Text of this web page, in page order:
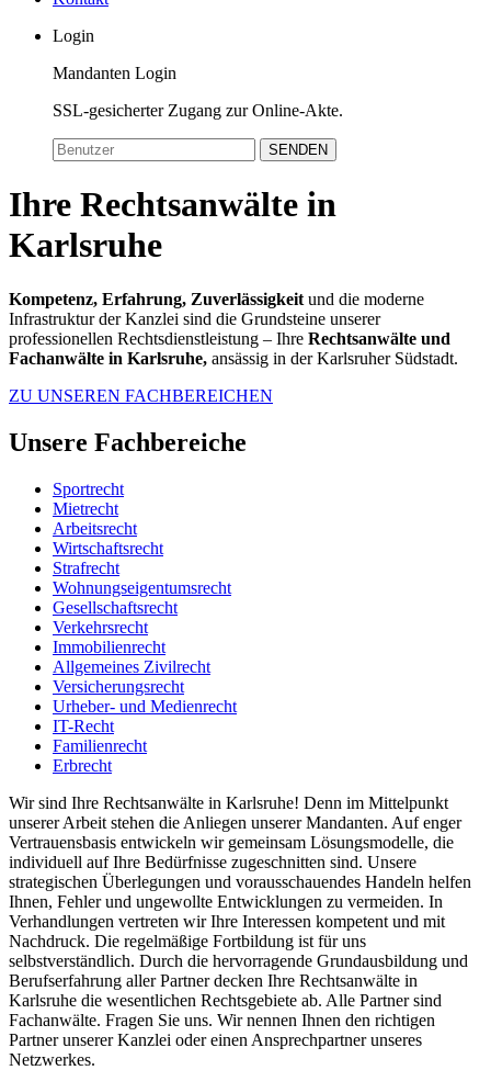
Login
Mandanten Login
SSL-gesicherter Zugang zur Online-Akte.
SENDEN
Ihre Rechtsanwälte in
Karlsruhe
Kompetenz, Erfahrung, Zuverlässigkeit und die moderne
Infrastruktur der Kanzlei sind die Grundsteine unserer
professionellen Rechtsdienstleistung – Ihre Rechtsanwälte und
Fachanwälte in Karlsruhe, ansässig in der Karlsruher Südstadt.
ZU UNSEREN FACHBEREICHEN
Unsere Fachbereiche
Sportrecht
Mietrecht
Arbeitsrecht
Wirtschaftsrecht
Strafrecht
Wohnungseigentumsrecht
Gesellschaftsrecht
Verkehrsrecht
Immobilienrecht
Allgemeines Zivilrecht
Versicherungsrecht
Urheber- und Medienrecht
IT-Recht
Familienrecht
Erbrecht
Wir sind Ihre Rechtsanwälte in Karlsruhe! Denn im Mittelpunkt
unserer Arbeit stehen die Anliegen unserer Mandanten. Auf enger
Vertrauensbasis entwickeln wir gemeinsam Lösungsmodelle, die
individuell auf Ihre Bedürfnisse zugeschnitten sind. Unsere
strategischen Überlegungen und vorausschauendes Handeln helfen
Ihnen, Fehler und ungewollte Entwicklungen zu vermeiden. In
Verhandlungen vertreten wir Ihre Interessen kompetent und mit
Nachdruck. Die regelmäßige Fortbildung ist für uns
selbstverständlich. Durch die hervorragende Grundausbildung und
Berufserfahrung aller Partner decken Ihre Rechtsanwälte in
Karlsruhe die wesentlichen Rechtsgebiete ab. Alle Partner sind
Fachanwälte. Fragen Sie uns. Wir nennen Ihnen den richtigen
Partner unserer Kanzlei oder einen Ansprechpartner unseres
Netzwerkes.